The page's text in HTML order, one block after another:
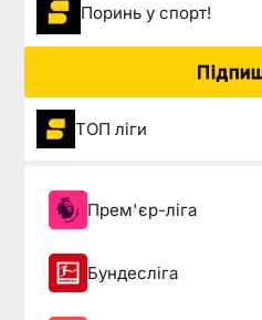
Поринь у спорт!
ТОП ліги
Прем'єр-ліга
Бундесліга